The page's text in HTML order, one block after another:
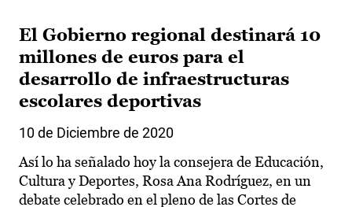
El Gobierno regional destinará 10
millones de euros para el
desarrollo de infraestructuras
escolares deportivas
10 de Diciembre de 2020
Así lo ha señalado hoy la consejera de Educación,
Cultura y Deportes, Rosa Ana Rodríguez, en un
debate celebrado en el pleno de las Cortes de